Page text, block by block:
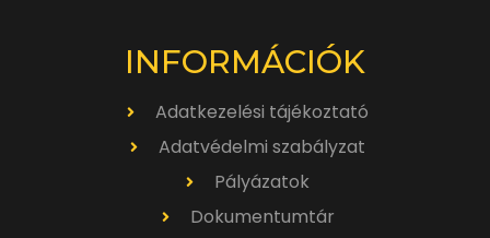
INFORMÁCIÓK
Adatkezelési tájékoztató
Adatvédelmi szabályzat
Pályázatok
Dokumentumtár